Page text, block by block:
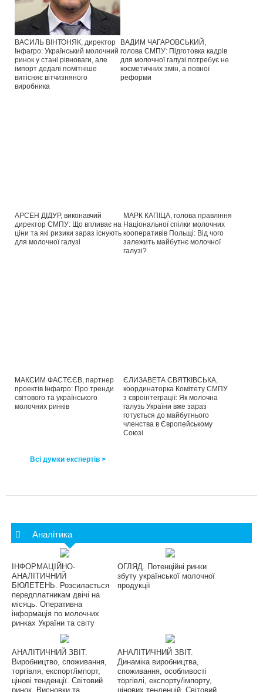
ВАСИЛЬ ВІНТОНЯК, директор
Інфагро: Український молочний
ринок у стані рівноваги, але
імпорт дедалі помітніше
витісняє вітчизняного
виробника
ВАДИМ ЧАГАРОВСЬКИЙ,
голова СМПУ: Підготовка кадрів
для молочної галузі потребує не
косметичних змін, а повної
реформи
АРСЕН ДІДУР, виконавчий
директор СМПУ: Що впливає на
ціни та які ризики зараз існують
для молочної галузі
МАРК КАПІЦА, голова правління
Національної спілки молочних
кооперативів Польщі: Від чого
залежить майбутнє молочної
галузі?
МАКСИМ ФАСТЄЄВ, партнер
проектів Інфагро: Про тренди
світового та українського
молочних ринків
ЄЛИЗАВЕТА СВЯТКІВСЬКА,
координаторка Комітету СМПУ
з євроінтеграції: Як молочна
галузь України вже зараз
готується до майбутнього
членства в Європейському
Союзі
Всі думки експертів >
Аналітика
ІНФОРМАЦІЙНО-
АНАЛІТИЧНИЙ
БЮЛЕТЕНЬ. Розсилається
передплатникам двічі на
місяць. Оперативна
інформація по молочних
ринках України та світу
ОГЛЯД. Потенційні ринки
збуту української молочної
продукції
АНАЛІТИЧНИЙ ЗВІТ.
Виробництво, споживання,
торгівля, експорт/імпорт,
цінові тенденції. Світовий
ринок. Висновки та
АНАЛІТИЧНИЙ ЗВІТ.
Динаміка виробництва,
споживання, особливості
торгівлі, експорту/імпорту,
цінових тенденцій. Світовий